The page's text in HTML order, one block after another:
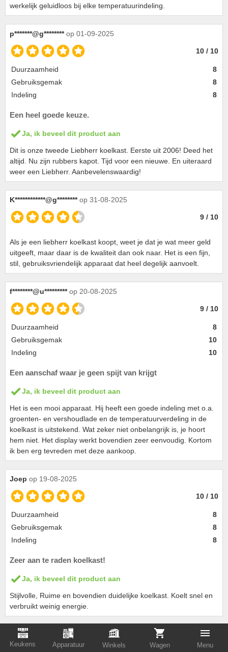
Keukens Apparatuur Winkels Wagen Menu
werkelijk geluidloos bij elke temperatuurindeling.
p*******@g******** op 01-09-2025
10 / 10
Duurzaamheid
8
Gebruiksgemak
8
Indeling
8
Een heel goede keuze.
Ja, ik beveel dit product aan
Dit is onze tweede Liebherr koelkast. Eerste uit 2006! Deed het
altijd. Nu zijn rubbers kapot. Tijd voor een nieuwe. En uiteraard
weer een Liebherr. Aanbevelenswaardig!
K************@g******** op 31-08-2025
9 / 10
Als je een liebherr koelkast koopt, weet je dat je wat meer geld
uitgeeft, maar daar is de kwaliteit dan ook naar. Het is een fijn,
stil, gebruiksvriendelijk apparaat dat heel degelijk aanvoelt.
f********@u********* op 20-08-2025
9 / 10
Duurzaamheid
8
Gebruiksgemak
10
Indeling
10
Een aanschaf waar je geen spijt van krijgt
Ja, ik beveel dit product aan
Het is een mooi apparaat. Hij heeft een goede indeling met o.a.
groenten- en vershoudlade en de temperatuurverdeling in de
koelkast is uitstekend. Wat zeker niet onbelangrijk is, je hoort
hem niet. Het display werkt bovendien zeer eenvoudig. Kortom
ik ben erg tevreden met deze aankoop.
Joep op 19-08-2025
10 / 10
Duurzaamheid
8
Gebruiksgemak
8
Indeling
8
Zeer aan te raden koelkast!
Ja, ik beveel dit product aan
Stijlvolle, Ruime en bovendien duidelijke koelkast. Koelt snel en
verbruikt weinig energie.
Eric op 18-06-2025